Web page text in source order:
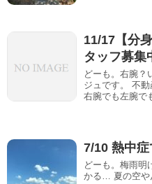
11/17【分
タッフ募集
どーも。右腕？
ジュです。 不動
右腕でも左腕で
7/10 熱中症
どーも。梅雨明
かる… 夏の空や